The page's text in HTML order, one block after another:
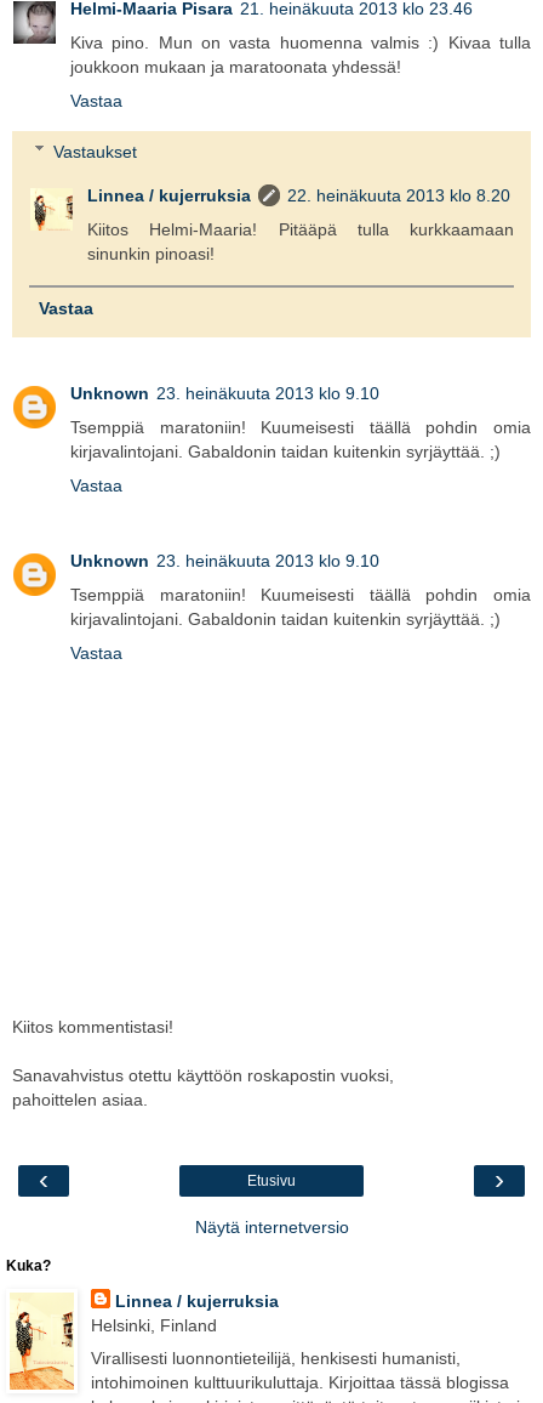
Helmi-Maaria Pisara 21. heinäkuuta 2013 klo 23.46
Kiva pino. Mun on vasta huomenna valmis :) Kivaa tulla
joukkoon mukaan ja maratoonata yhdessä!
Vastaa
Vastaukset
Linnea / kujerruksia
22. heinäkuuta 2013 klo 8.20
Kiitos Helmi-Maaria! Pitääpä tulla kurkkaamaan
sinunkin pinoasi!
Vastaa
Unknown 23. heinäkuuta 2013 klo 9.10
Tsemppiä maratoniin! Kuumeisesti täällä pohdin omia
kirjavalintojani. Gabaldonin taidan kuitenkin syrjäyttää. ;)
Vastaa
Unknown 23. heinäkuuta 2013 klo 9.10
Tsemppiä maratoniin! Kuumeisesti täällä pohdin omia
kirjavalintojani. Gabaldonin taidan kuitenkin syrjäyttää. ;)
Vastaa
Kiitos kommentistasi!
Sanavahvistus otettu käyttöön roskapostin vuoksi,
pahoittelen asiaa.
‹ ›
Etusivu
Näytä internetversio
Kuka?
Linnea / kujerruksia
Helsinki, Finland
Virallisesti luonnontieteilijä, henkisesti humanisti,
intohimoinen kulttuurikuluttaja. Kirjoittaa tässä blogissa